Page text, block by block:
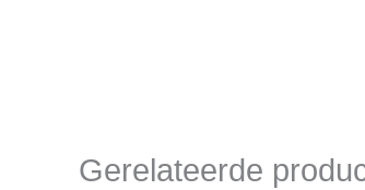
Gerelateerde